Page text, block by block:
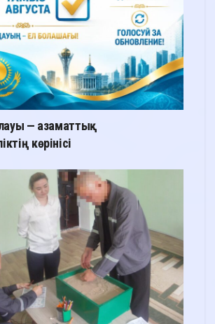
— азаматтық
көрінісі